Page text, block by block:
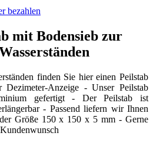
mit Bodensieb zur
finden Sie hier einen Peilstab
Anzeige - Unser Peilstab
gefertigt - Der Peilstab ist
- Passend liefern wir Ihnen
Größe 150 x 150 x 5 mm - Gerne